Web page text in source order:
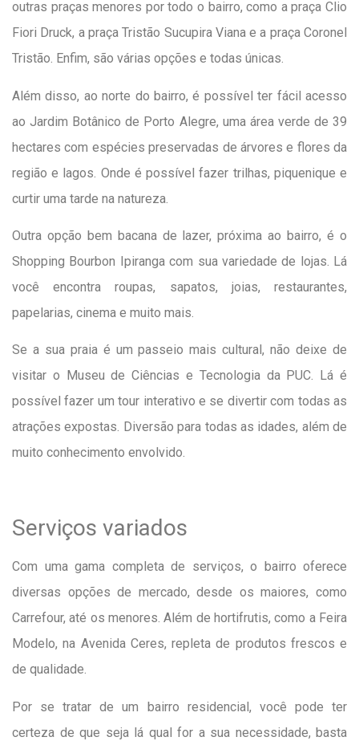
outras praças menores por todo o bairro, como a praça Clio
Fiori Druck, a praça Tristão Sucupira Viana e a praça Coronel
Tristão. Enfim, são várias opções e todas únicas.
Além disso, ao norte do bairro, é possível ter fácil acesso
ao Jardim Botânico de Porto Alegre, uma área verde de 39
hectares com espécies preservadas de árvores e flores da
região e lagos. Onde é possível fazer trilhas, piquenique e
curtir uma tarde na natureza.
Outra opção bem bacana de lazer, próxima ao bairro, é o
Shopping Bourbon Ipiranga com sua variedade de lojas. Lá
você encontra roupas, sapatos, joias, restaurantes,
papelarias, cinema e muito mais.
Se a sua praia é um passeio mais cultural, não deixe de
visitar o Museu de Ciências e Tecnologia da PUC. Lá é
possível fazer um tour interativo e se divertir com todas as
atrações expostas. Diversão para todas as idades, além de
muito conhecimento envolvido.
Serviços variados
Com uma gama completa de serviços, o bairro oferece
diversas opções de mercado, desde os maiores, como
Carrefour, até os menores. Além de hortifrutis, como a Feira
Modelo, na Avenida Ceres, repleta de produtos frescos e
de qualidade.
Por se tratar de um bairro residencial, você pode ter
certeza de que seja lá qual for a sua necessidade, basta